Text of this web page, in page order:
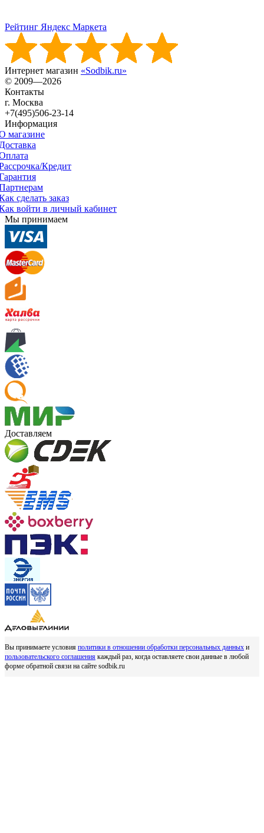
Рейтинг Яндекс Маркета
Интернет магазин «Sodbik.ru»
© 2009—2026
Контакты
г. Москва
+7(495)506-23-14
Информация
магазине
Кредит
сделать заказ
войти в личный кабинет
Мы принимаем
Доставляем
Вы принимаете условия политики в отношении обработки персональных данных и
пользовательского соглашения каждый раз, когда оставляете свои данные в любой
форме обратной связи на сайте sodbik.ru